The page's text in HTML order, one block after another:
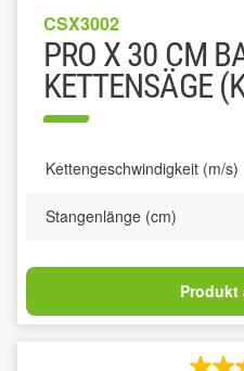
CSX3002
PRO X 30 CM
KETTENSÄGE
Kettengeschwindigkeit (m/s)
Stangenlänge (cm)
Produkt